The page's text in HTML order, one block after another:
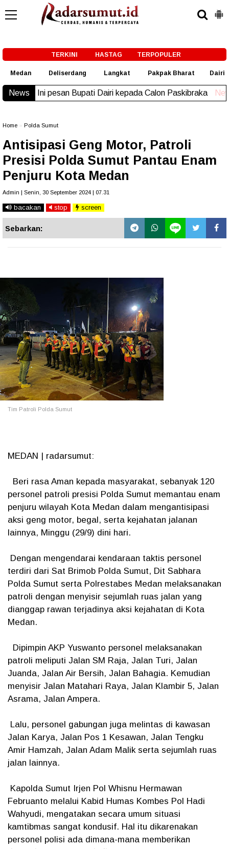
TERKINI HASTAG TERPOPULER
Medan Deliserdang Langkat Pakpak Bharat Dairi
NewsIni pesan Bupati Dairi kepada Calon Paskibraka New!
Home Polda Sumut
Antisipasi Geng Motor, Patroli
Presisi Polda Sumut Pantau Enam
Penjuru Kota Medan
Admin | Senin, 30 September 2024 | 07.31
bacakan stop screen
Sebarkan:
Tim Patroli Polda Sumut
MEDAN | radarsumut:
Beri rasa Aman kepada masyarakat, sebanyak 120
personel patroli presisi Polda Sumut memantau enam
penjuru wilayah Kota Medan dalam mengantisipasi
aksi geng motor, begal, serta kejahatan jalanan
lainnya, Minggu (29/9) dini hari.
Dengan mengendarai kendaraan taktis personel
terdiri dari Sat Brimob Polda Sumut, Dit Sabhara
Polda Sumut serta Polrestabes Medan melaksanakan
patroli dengan menyisir sejumlah ruas jalan yang
dianggap rawan terjadinya aksi kejahatan di Kota
Medan.
Dipimpin AKP Yuswanto personel melaksanakan
patroli meliputi Jalan SM Raja, Jalan Turi, Jalan
Juanda, Jalan Air Bersih, Jalan Bahagia. Kemudian
menyisir Jalan Matahari Raya, Jalan Klambir 5, Jalan
Asrama, Jalan Ampera.
Lalu, personel gabungan juga melintas di kawasan
Jalan Karya, Jalan Pos 1 Kesawan, Jalan Tengku
Amir Hamzah, Jalan Adam Malik serta sejumlah ruas
jalan lainnya.
Kapolda Sumut Irjen Pol Whisnu Hermawan
Februanto melalui Kabid Humas Kombes Pol Hadi
Wahyudi, mengatakan secara umum situasi
kamtibmas sangat kondusif. Hal itu dikarenakan
personel polisi ada dimana-mana memberikan